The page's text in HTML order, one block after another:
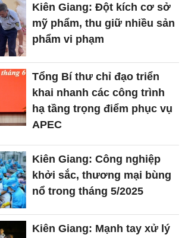
Kiên Giang: Đột kích cơ sở
mỹ phẩm, thu giữ nhiều sản
phẩm vi phạm
Tổng Bí thư chỉ đạo triển
khai nhanh các công trình
hạ tầng trọng điểm phục vụ
APEC
Kiên Giang: Công nghiệp
khởi sắc, thương mại bùng
nổ trong tháng 5/2025
Kiên Giang: Mạnh tay xử lý